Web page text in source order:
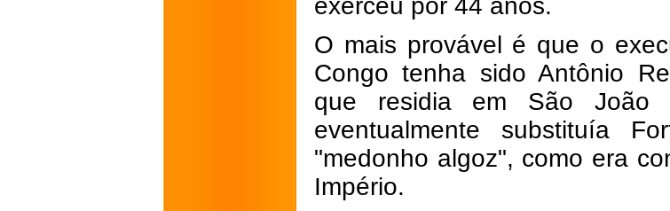
exerceu por 44 anos.
O mais provável é que o
Congo tenha sido Antônio
que residia em São João
eventualmente substituía
"medonho algoz", como era
Império.